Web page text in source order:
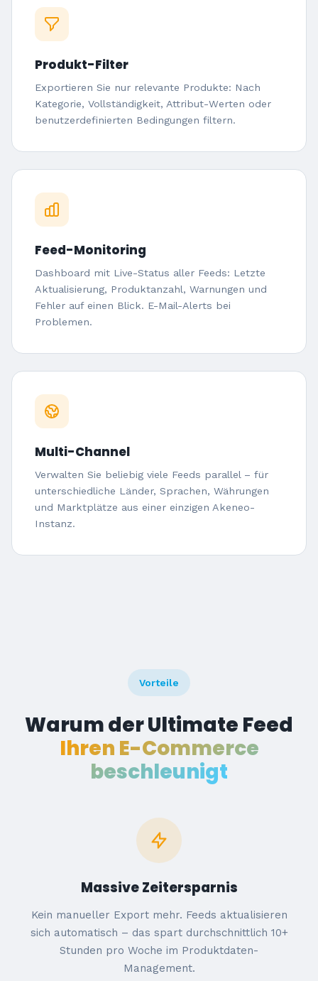
Produkt-Filter
Exportieren Sie nur relevante Produkte: Nach
Kategorie, Vollständigkeit, Attribut-Werten oder
benutzerdefinierten Bedingungen filtern.
Feed-Monitoring
Dashboard mit Live-Status aller Feeds: Letzte
Aktualisierung, Produktanzahl, Warnungen und
Fehler auf einen Blick. E-Mail-Alerts bei
Problemen.
Multi-Channel
Verwalten Sie beliebig viele Feeds parallel – für
unterschiedliche Länder, Sprachen, Währungen
und Marktplätze aus einer einzigen Akeneo-
Instanz.
Vorteile
Warum der Ultimate Feed
Ihren E-Commerce
beschleunigt
Massive Zeitersparnis
Kein manueller Export mehr. Feeds aktualisieren
sich automatisch – das spart durchschnittlich 10+
Stunden pro Woche im Produktdaten-
Management.